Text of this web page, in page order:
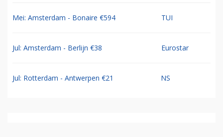
Mei: Amsterdam - Bonaire €594 TUI
Jul: Amsterdam - Berlijn €38 Eurostar
Jul: Rotterdam - Antwerpen €21 NS